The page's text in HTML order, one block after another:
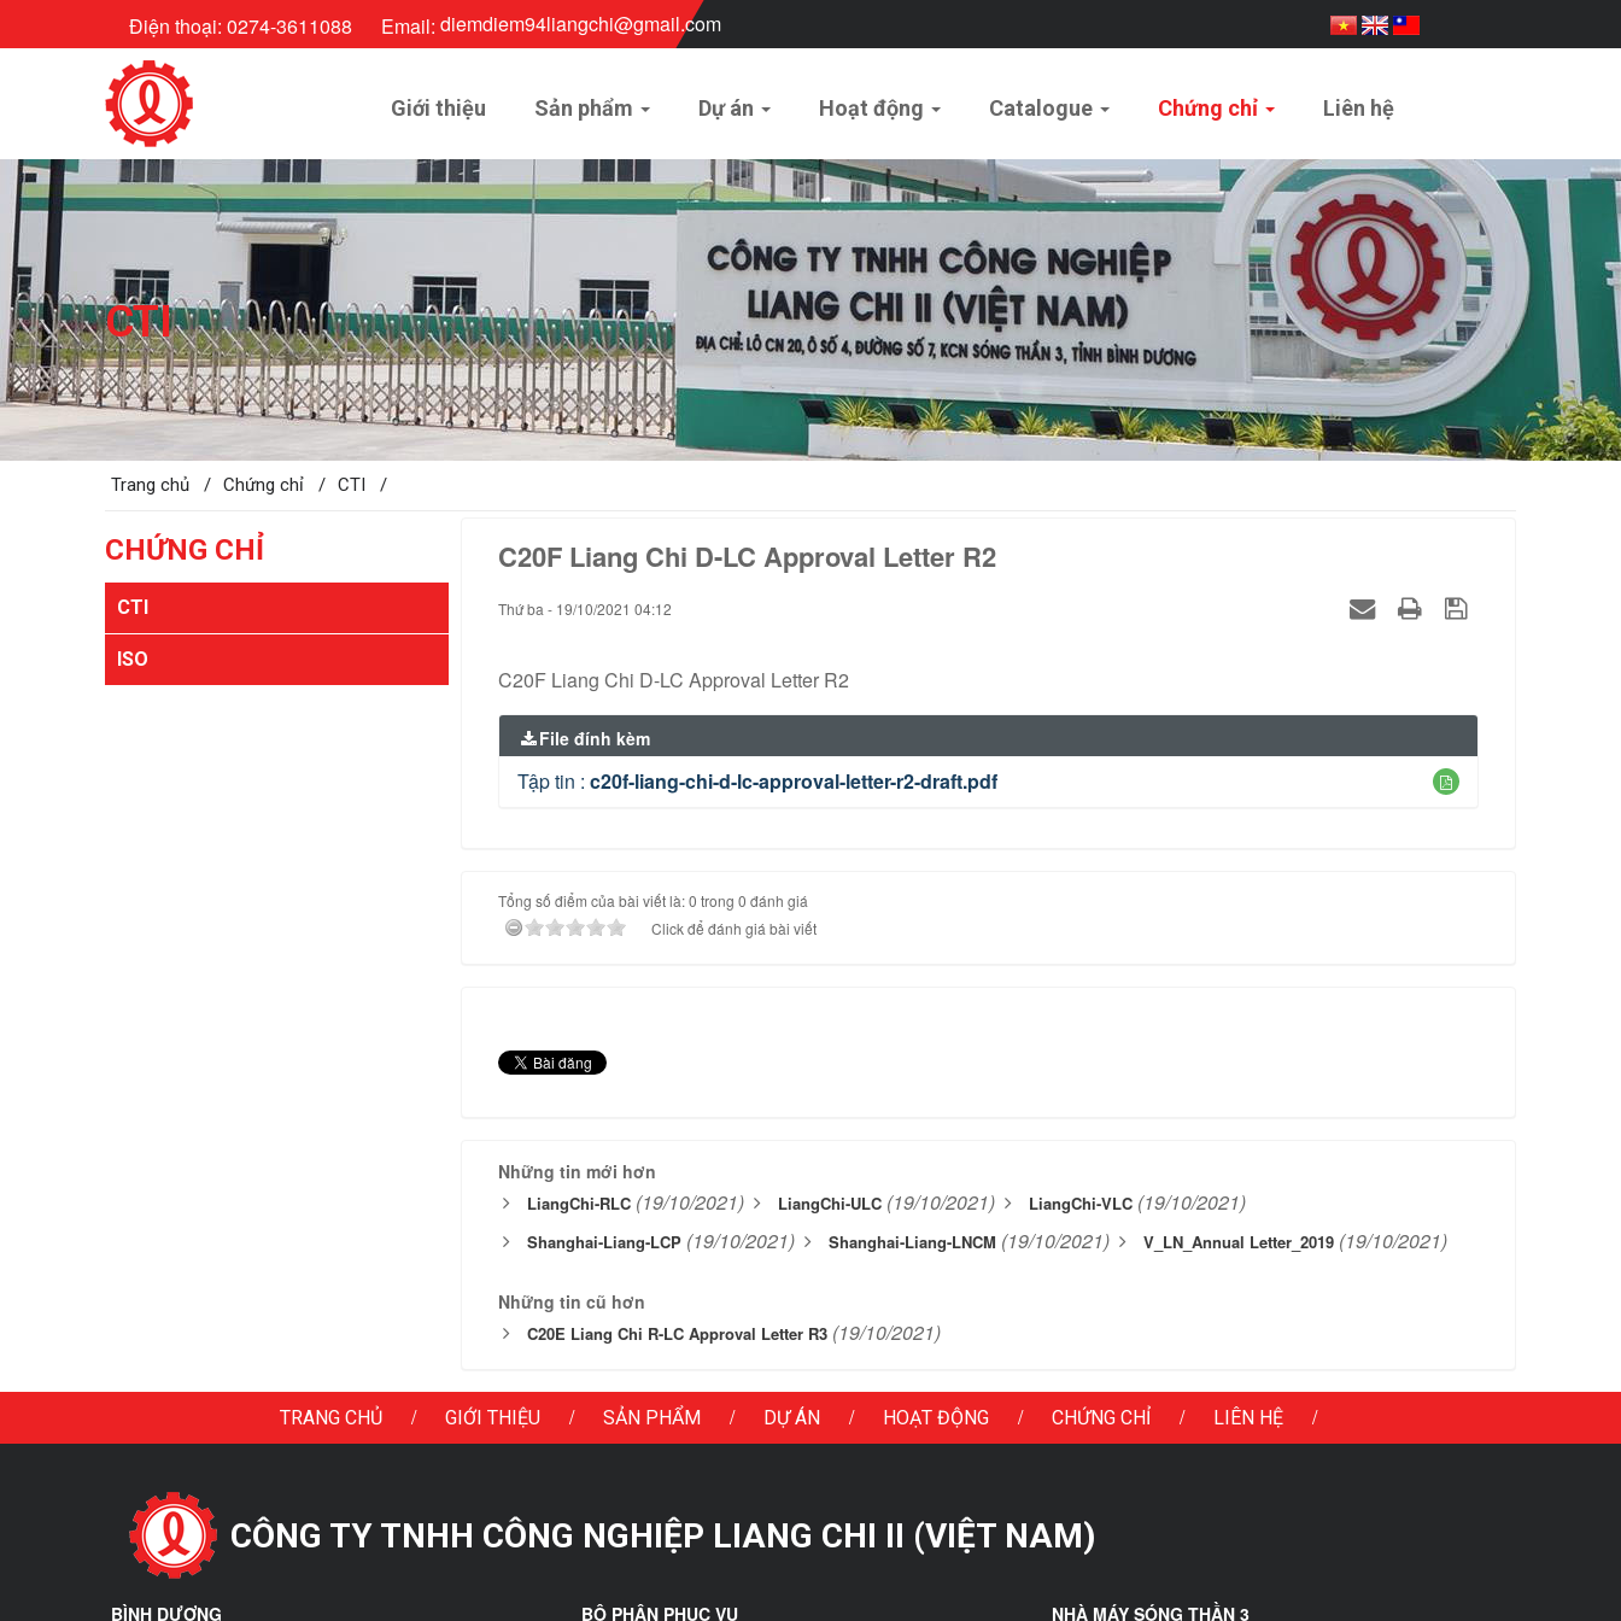
Điện thoại: 0274-3611088 Email: diemdiem94liangchi@gmail.com
Giới thiệu Sản phẩm Dự án Hoạt động Catalogue Chứng chỉ Liên hệ
CTI
Trang chủ / Chứng chỉ / CTI /
C20F Liang Chi D-LC Approval Letter R2
Thứ ba - 19/10/2021 04:12
C20F Liang Chi D-LC Approval Letter R2
File đính kèm
Tập tin : c20f-liang-chi-d-lc-approval-letter-r2-draft.pdf
Tổng số điểm của bài viết là: 0 trong 0 đánh giá
Click để đánh giá bài viết
Những tin mới hơn
LiangChi-RLC (19/10/2021) LiangChi-ULC (19/10/2021) LiangChi-VLC (19/10/2021)
Shanghai-Liang-LCP (19/10/2021) Shanghai-Liang-LNCM (19/10/2021) V_LN_Annual Letter_2019 (19/10/2021)
Những tin cũ hơn
C20E Liang Chi R-LC Approval Letter R3 (19/10/2021)
CHỨNG CHỈ
CTI
ISO
TRANG CHỦ / GIỚI THIỆU / SẢN PHẨM / DỰ ÁN / HOẠT ĐỘNG / CHỨNG CHỈ / LIÊN HỆ /
CÔNG TY TNHH CÔNG NGHIỆP LIANG CHI II (VIỆT NAM)
BÌNH DƯƠNG BỘ PHẬN PHỤC VỤ NHÀ MÁY SÓNG THẦN 3